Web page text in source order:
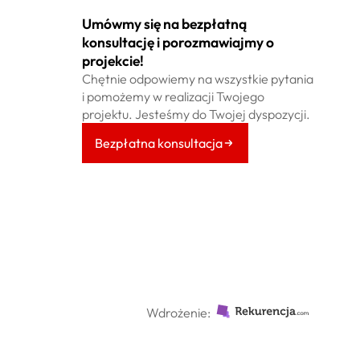
Umówmy się na bezpłatną
konsultację i porozmawiajmy o
projekcie!
Chętnie odpowiemy na wszystkie pytania
i pomożemy w realizacji Twojego
projektu. Jesteśmy do Twojej dyspozycji.
Bezpłatna konsultacja
Wdrożenie: